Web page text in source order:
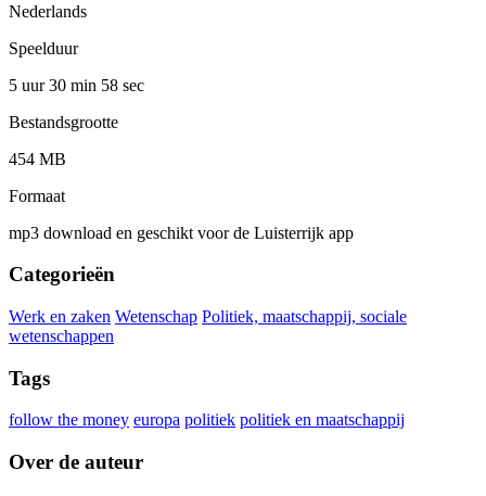
Nederlands
Speelduur
5 uur 30 min 58 sec
Bestandsgrootte
454 MB
Formaat
mp3 download en geschikt voor de Luisterrijk app
Categorieën
Werk en zaken Wetenschap Politiek, maatschappij, sociale
wetenschappen
Tags
follow the money europa politiek politiek en maatschappij
Over de auteur